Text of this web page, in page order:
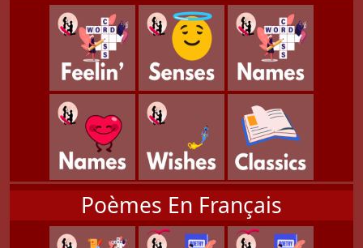
Poèmes En Français